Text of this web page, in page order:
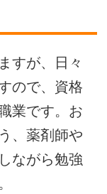
すが、日々
ので、資格
業です。お
、薬剤師や
ながら勉強